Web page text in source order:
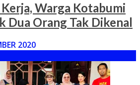
Warga Kotabumi
Dua Orang Tak Dikenal
2020